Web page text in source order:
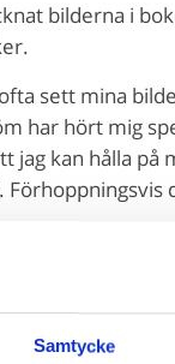
Samtycke
bilderna i
sett mina
har hört mig
jag kan hålla